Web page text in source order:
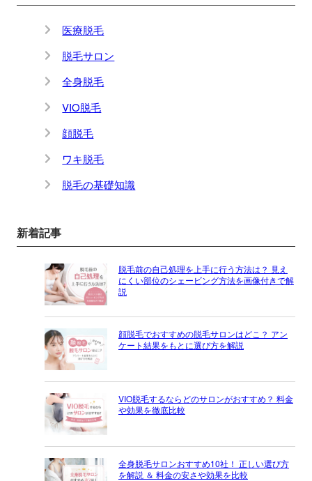
医療脱毛
脱毛サロン
全身脱毛
VIO脱毛
顔脱毛
ワキ脱毛
脱毛の基礎知識
新着記事
脱毛前の自己処理を上手に行う方法は？ 見え
にくい部位のシェービング方法を画像付きで解
説
顔脱毛でおすすめの脱毛サロンはどこ？ アン
ケート結果をもとに選び方を解説
VIO脱毛するならどのサロンがおすすめ？ 料金
や効果を徹底比較
全身脱毛サロンおすすめ10社！ 正しい選び方
を解説 ＆ 料金の安さや効果を比較